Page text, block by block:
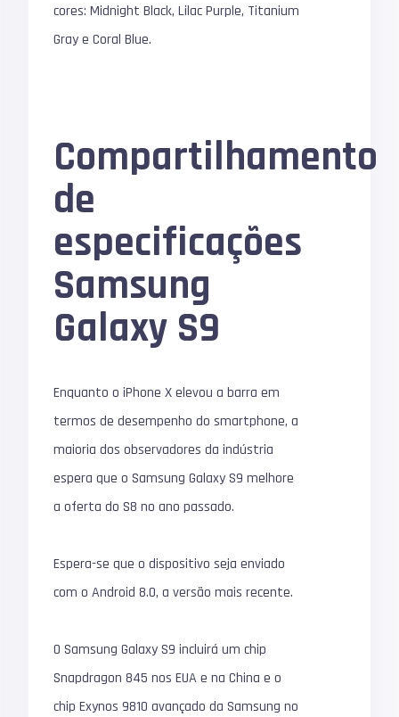
cores: Midnight Black, Lilac Purple, Titanium
Gray e Coral Blue.
Compartilhamento
de
especificações
Samsung
Galaxy S9
Enquanto o iPhone X elevou a barra em
termos de desempenho do smartphone, a
maioria dos observadores da indústria
espera que o Samsung Galaxy S9 melhore
a oferta do S8 no ano passado.
Espera-se que o dispositivo seja enviado
com o Android 8.0, a versão mais recente.
O Samsung Galaxy S9 incluirá um chip
Snapdragon 845 nos EUA e na China e o
chip Exynos 9810 avançado da Samsung no